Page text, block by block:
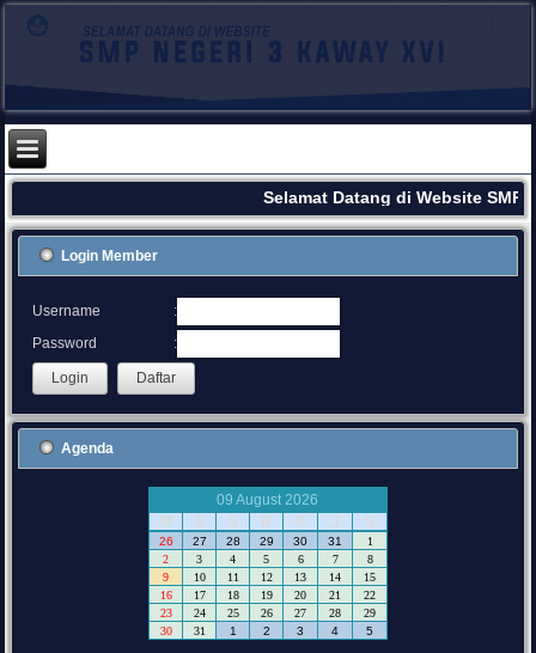
Selamat Datang di Website
Login Member
Username
:
Password
:
Agenda
09 August 2026
M
S S R K J S
26 27 28 29 30 31
1
2
3 4 5 6 7
8
9
10 11 12 13 14
15
16
17 18 19 20 21
22
23
24 25 26 27 28
29
30
31 1 2 3 4 5